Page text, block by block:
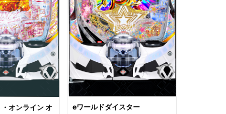
オンライン オ
eワールドダイスター